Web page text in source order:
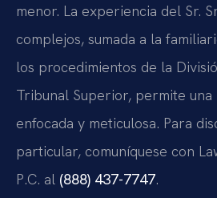
menor. La experiencia del Sr.
complejos, sumada a la
los procedimientos de la
Tribunal Superior, permite
enfocada y meticulosa. Para
particular, comuníquese con
P.C. al (888) 437-7747.